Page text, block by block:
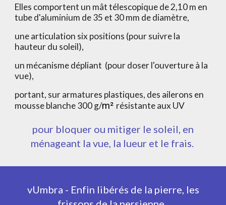
Elles comportent un mât télescopique de 2,10 m en
tube d'aluminium de 35 et 30 mm de diamètre,
une articulation six positions (pour suivre la
hauteur du soleil),
un mécanisme dépliant (pour doser l'ouverture à la
vue),
portant, sur armatures plastiques, des ailerons en
mousse blanche 300 g/m² résistante aux UV
pour bloquer ou mitiger le soleil, en
ménageant la vue, la lueur et le frais.
vUmbra - Enfin libérés de la pierre, les